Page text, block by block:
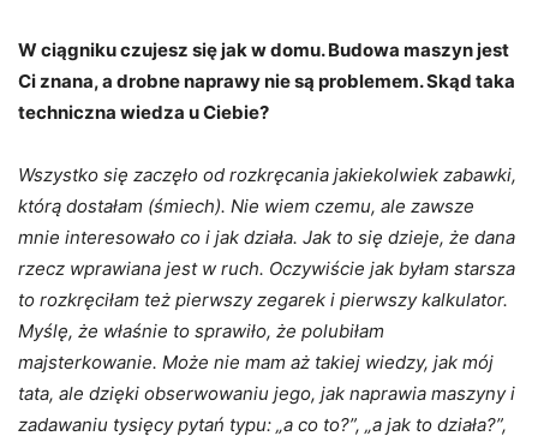
W ciągniku czujesz się jak w domu. Budowa maszyn jest
Ci znana, a drobne naprawy nie są problemem. Skąd taka
techniczna wiedza u Ciebie?
Wszystko się zaczęło od rozkręcania jakiekolwiek zabawki,
którą dostałam (śmiech). Nie wiem czemu, ale zawsze
mnie interesowało co i jak działa. Jak to się dzieje, że dana
rzecz wprawiana jest w ruch. Oczywiście jak byłam starsza
to rozkręciłam też pierwszy zegarek i pierwszy kalkulator.
Myślę, że właśnie to sprawiło, że polubiłam
majsterkowanie. Może nie mam aż takiej wiedzy, jak mój
tata, ale dzięki obserwowaniu jego, jak naprawia maszyny i
zadawaniu tysięcy pytań typu: „a co to?”, „a jak to działa?”,